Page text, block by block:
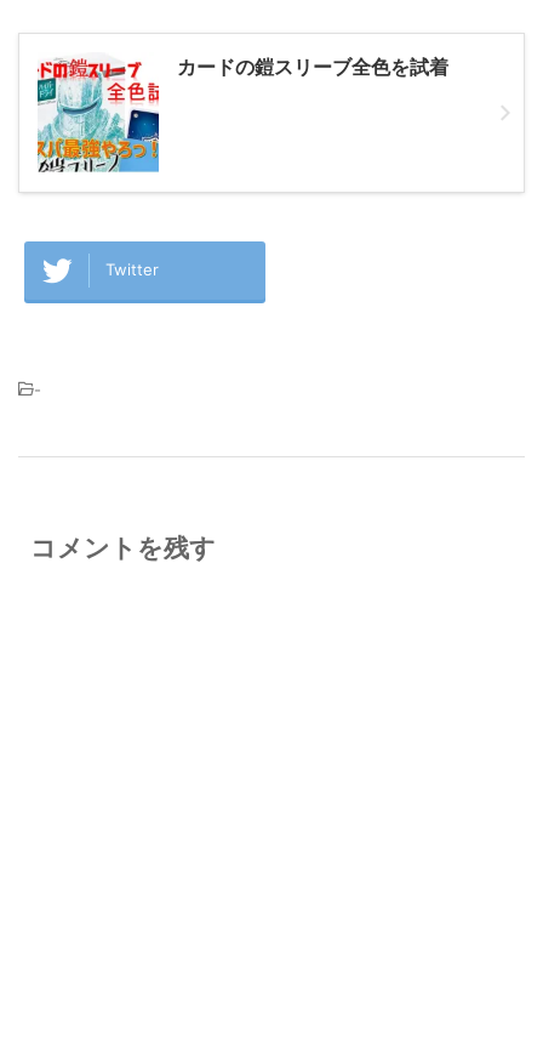
カードの鎧スリーブ全色を試着
Twitter
-
コメントを残す